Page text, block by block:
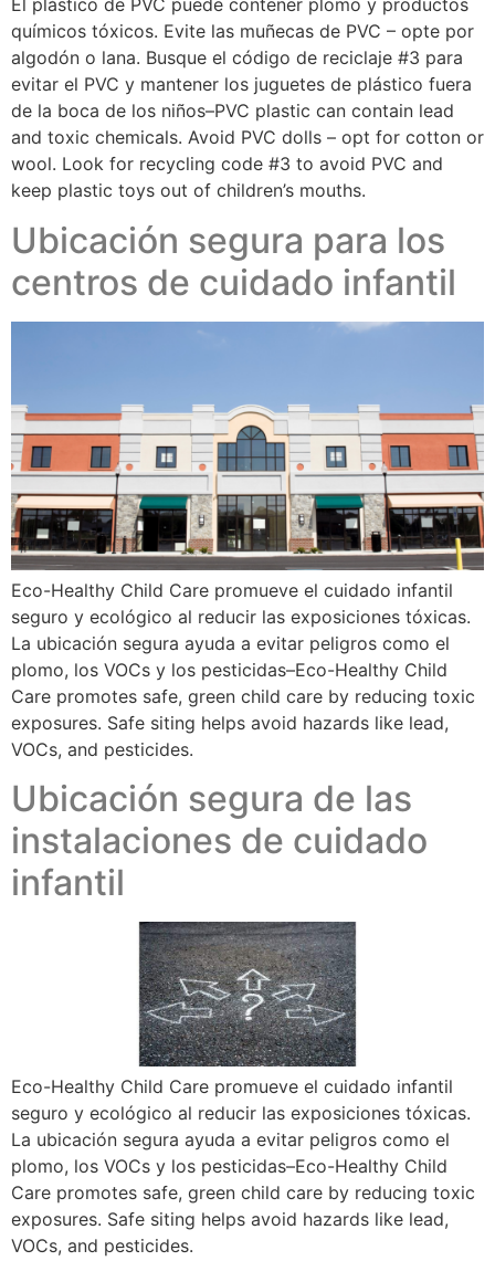
El plástico de PVC puede contener plomo y productos
químicos tóxicos. Evite las muñecas de PVC – opte por
algodón o lana. Busque el código de reciclaje #3 para
evitar el PVC y mantener los juguetes de plástico fuera
de la boca de los niños–PVC plastic can contain lead
and toxic chemicals. Avoid PVC dolls – opt for cotton or
wool. Look for recycling code #3 to avoid PVC and
keep plastic toys out of children’s mouths.
Ubicación segura para los
centros de cuidado infantil
Eco-Healthy Child Care promueve el cuidado infantil
seguro y ecológico al reducir las exposiciones tóxicas.
La ubicación segura ayuda a evitar peligros como el
plomo, los VOCs y los pesticidas–Eco-Healthy Child
Care promotes safe, green child care by reducing toxic
exposures. Safe siting helps avoid hazards like lead,
VOCs, and pesticides.
Ubicación segura de las
instalaciones de cuidado
infantil
Eco-Healthy Child Care promueve el cuidado infantil
seguro y ecológico al reducir las exposiciones tóxicas.
La ubicación segura ayuda a evitar peligros como el
plomo, los VOCs y los pesticidas–Eco-Healthy Child
Care promotes safe, green child care by reducing toxic
exposures. Safe siting helps avoid hazards like lead,
VOCs, and pesticides.